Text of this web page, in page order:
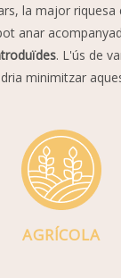
AGRÍCOLA
la major riquesa
anar
. L'ús de
minimitzar